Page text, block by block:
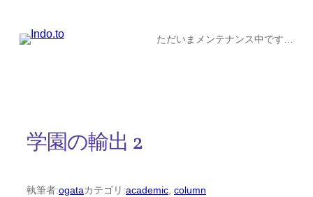
ただいまメンテナンス中です…
学園の輸出 2
執筆者:ogataカテゴリ:academic, column